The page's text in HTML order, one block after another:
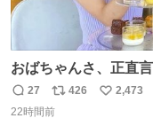
おばちゃんさ、正直
でアンタはこれか先
#折田楓 #merchu
返
信
27
リ
ポ
426
い
2,473
22時間前